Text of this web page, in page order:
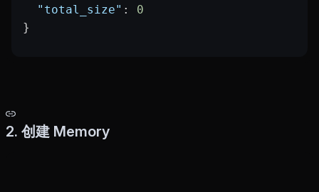
  "total_size"
: 0
}
2. 创建 Memory